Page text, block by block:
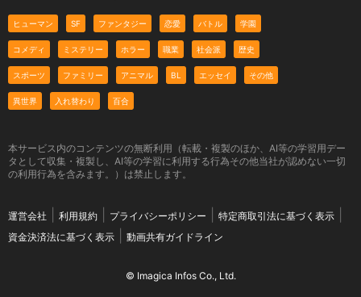
ヒューマン SF ファンタジー 恋愛 バトル 学園
コメディ ミステリー ホラー 職業 社会派 歴史
スポーツ ファミリー アニマル BL エッセイ その他
異世界 入れ替わり 百合
本サービス内のコンテンツの無断利用（転載・複製のほか、AI等の学習用デー
タとして収集・複製し、AI等の学習に利用する行為その他当社が認めない一切
の利用行為を含みます。）は禁止します。
運営会社 利用規約 プライバシーポリシー
特定商取引法に基づく表示
資金決済法に基づく表示
動画共有ガイドライン
© Imagica Infos Co., Ltd.